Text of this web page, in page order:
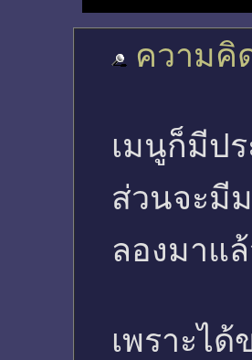
ความคิ
เมนูก็มีป
ส่วนจะมี
ลองมาแ
เพราะไ